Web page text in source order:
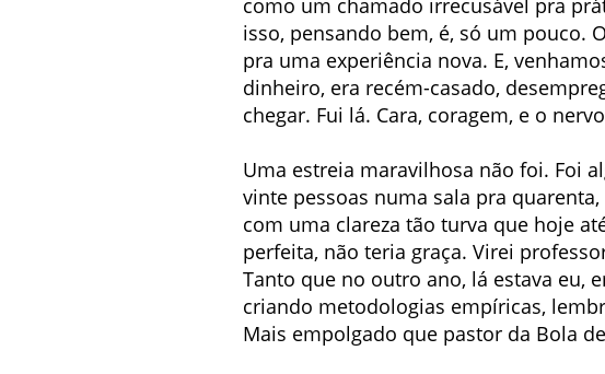
como um chamado irrecusável pra
isso, pensando bem, é, só um pouco.
pra uma experiência nova. E,
dinheiro, era recém-casado,
chegar. Fui lá. Cara, coragem, e o
Uma estreia maravilhosa não foi. Foi
vinte pessoas numa sala pra
com uma clareza tão turva que hoje
perfeita, não teria graça. Virei
Tanto que no outro ano, lá estava eu,
criando metodologias empíricas,
Mais empolgado que pastor da Bola